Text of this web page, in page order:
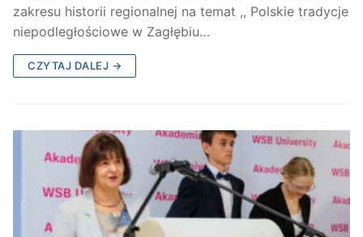
zakresu historii regionalnej na temat ,, Polskie tradycje
niepodległościowe w Zagłębiu…
CZYTAJ DALEJ →